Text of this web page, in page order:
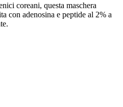
coreani, questa maschera
con adenosina e peptide al 2% a